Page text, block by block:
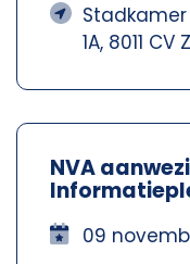
1A, 8011 CV
NVA
Meppel
09